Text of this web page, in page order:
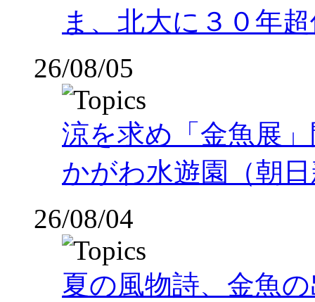
ま、北大に３０年
26/08/05
涼を求め「金魚展
かがわ水遊園（朝
26/08/04
夏の風物詩、金魚